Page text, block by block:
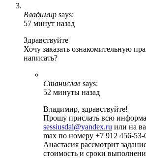
Владимир says:
57 минут назад
Здравствуйте
Хочу заказать ознакомительную
написать?
Станислав says:
52 минуты назад
Владимир, здравствуйте!
Прошу прислать всю
sessiusdal@yandex.ru или на
max по номеру +7 912 456-
Анастасия рассмотрит
стоимость и сроки